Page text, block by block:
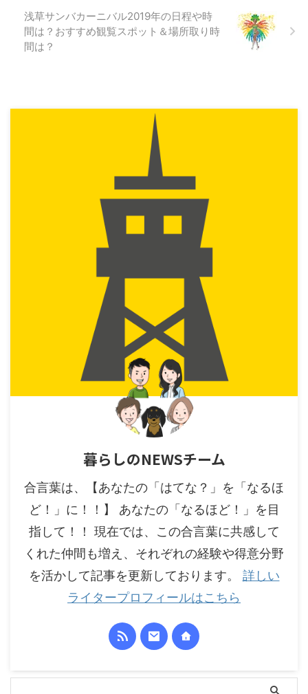
浅草サンバカーニバル2019年の日程や時
間は？おすすめ観覧スポット＆場所取り時
間は？
暮らしのNEWSチーム
合言葉は、【あなたの「はてな？」を「なるほ
ど！」に！！】 あなたの「なるほど！」を目
指して！！ 現在では、この合言葉に共感して
くれた仲間も増え、それぞれの経験や得意分野
を活かして記事を更新しております。 詳しい
ライタープロフィールはこちら